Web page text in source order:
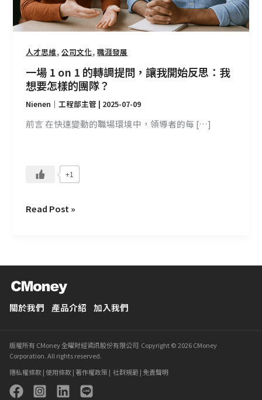
人才思維,公司文化,職涯發展
一場 1 on 1 的轉調提問，讓我開始反思：我
想要怎樣的團隊？
Nienen｜工程部主管 | 2025-07-09
前言 在快速變動的職場環境中，領導者的每 […]
+1
問，
讓
我
開
反
思：
我
想
隊？
Read Post »
關於我們 產品介紹 加入我們
版權所有 CMoney 全曜財經資訊股份有限公司 Copyright © 2026 CMoney
Corporation. All rights reserved.
隱私權條款|使用條款| 著作權政策| 社群規範 | 免責聲明